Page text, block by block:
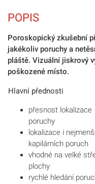
POPIS
Poroskopický zkušební
jakékoliv poruchy a
pláště. Vizuální jiskrový
poškozené místo.
Hlavní přednosti
přesnost lokalizace
poruchy
lokalizace i
kapilárních poruch
vhodné na velké
plochy
rychlé hledání